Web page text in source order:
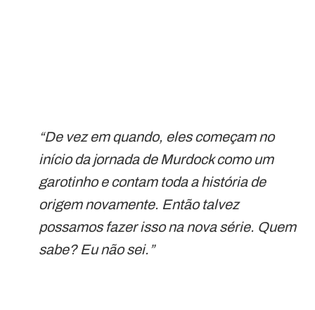
“De vez em quando, eles começam no
início da jornada de Murdock como um
garotinho e contam toda a história de
origem novamente. Então talvez
possamos fazer isso na nova série. Quem
sabe? Eu não sei.”